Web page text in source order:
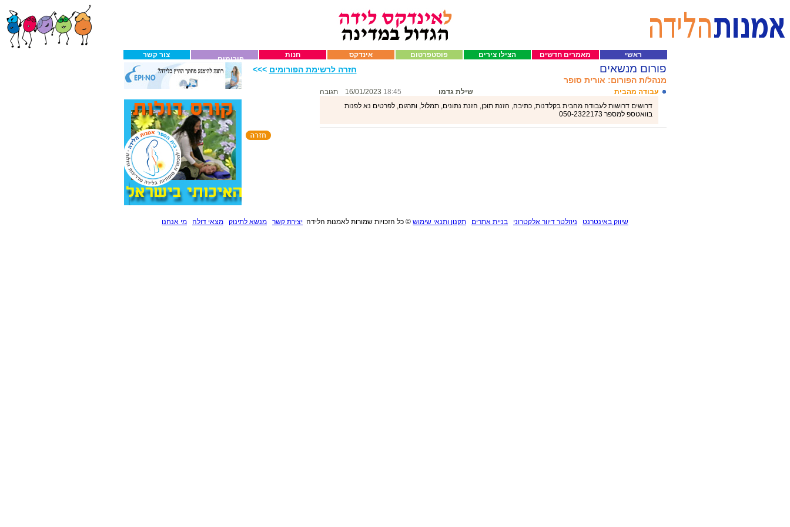
צור קשר פורומים חנות אינדקס פוסטפרטום הצילו צירים מאמרים חדשים ראשי
חזרה לרשימת הפורומים >>> פורום מנשאים
מנהל/ת הפורום: אורית סופר
עבודה מהבית שילת גדמו 18:45
תגובה
דרושים דרושות לעבודה מהבית בקלדנות, כתיבה, הזנת תוכן, הזנת נתונים, תמלול, ותרגום, לפרטים נא לפנות
בוואטספ למספר 050-2322173
שיווק באינטרנט ניוזלטר דיוור אלקטרוני בניית אתרים תקנון ותנאי שימוש © כל הזכויות שמורות לאמנות הלידה יצירת קשר מנשא לתינוק מצאי דולה מי אנחנו